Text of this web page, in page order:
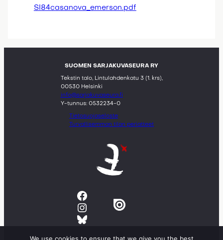
SI84casanova_emerson.pdf
SUOMEN SARJAKUVASEURA RY
Tekstin talo, Lintulahdenkatu 3 (1. krs),
00530 Helsinki
info@sarjakuvaseura.fi
Y-tunnus: 0532234-0
Tietosuojaseloste
Turvallisemman tilan periatteet
Facebook
Instagram
Bluesky